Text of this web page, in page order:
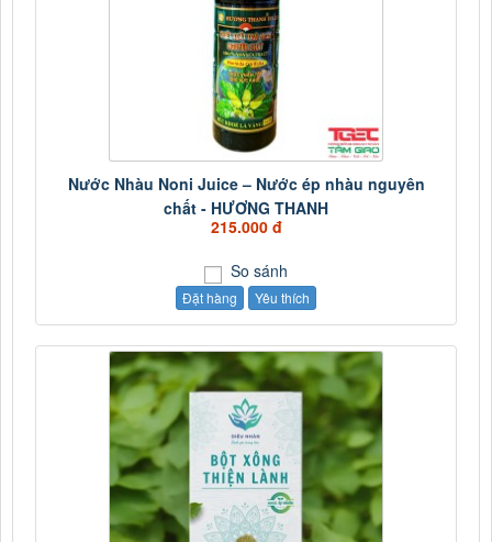
Nước Nhàu Noni Juice – Nước ép nhàu nguyên
chất - HƯƠNG THANH
215.000 đ
So sánh
Đặt hàng Yêu thích